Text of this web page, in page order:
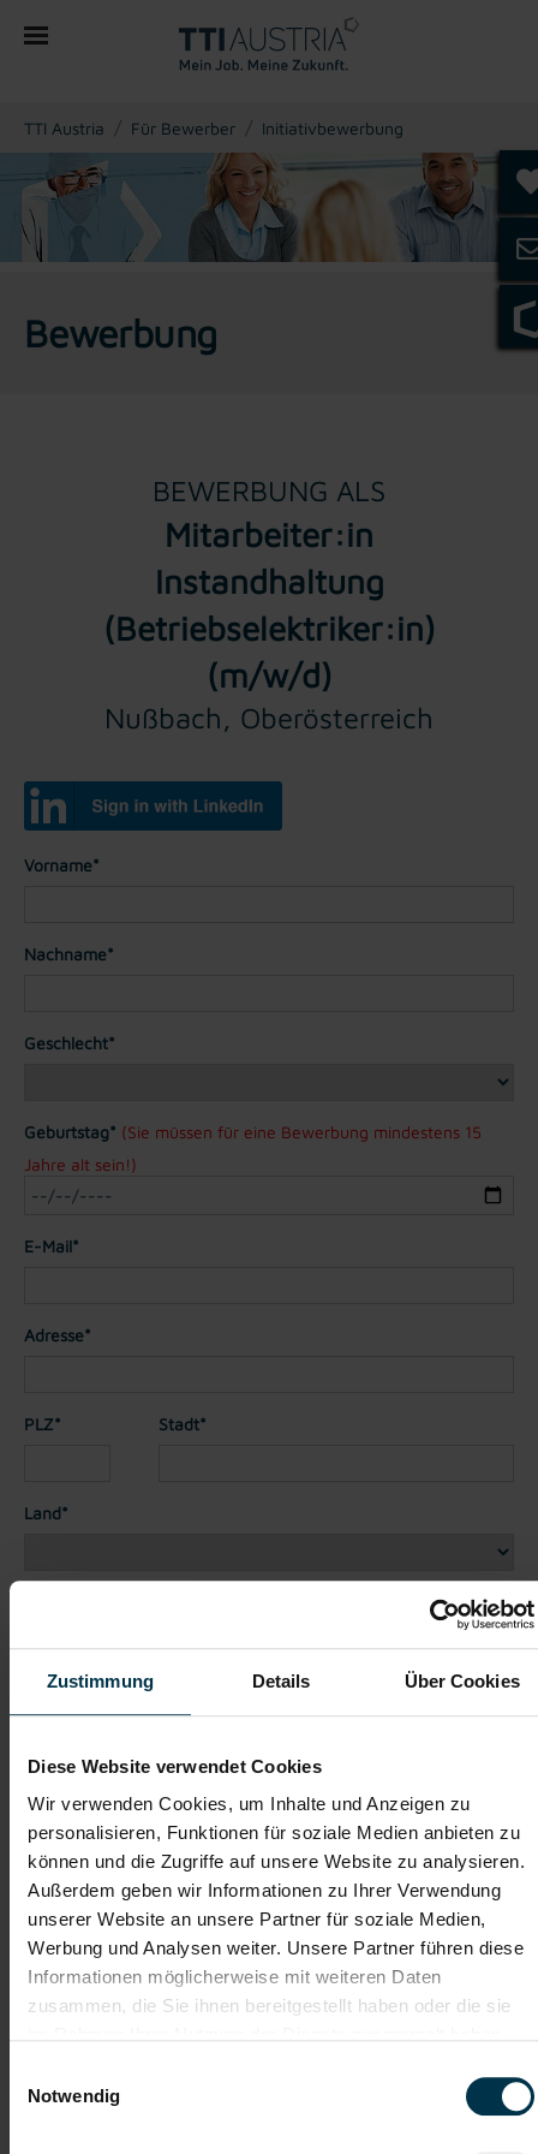
Zustimmung Details Über Cookies
Diese Website verwendet Cookies
Wir verwenden Cookies, um Inhalte und Anzeigen zu
personalisieren, Funktionen für soziale Medien anbieten zu
können und die Zugriffe auf unsere Website zu analysieren.
Außerdem geben wir Informationen zu Ihrer Verwendung
unserer Website an unsere Partner für soziale Medien,
Werbung und Analysen weiter. Unsere Partner führen diese
Informationen möglicherweise mit weiteren Daten
zusammen, die Sie ihnen bereitgestellt haben oder die sie
Notwendig
You are here:
TTI Austria Für Bewerber Initiativbewerbung
Bewerbung
BEWERBUNG ALS
Mitarbeiter:in
Instandhaltung
(Betriebselektriker:in)
(m/w/d)
Nußbach, Oberösterreich
Vorname*
Nachname*
Geschlecht*
Geburtstag* (Sie müssen für eine Bewerbung mindestens 15
Jahre alt sein!)
E-Mail*
Adresse*
PLZ* Stadt*
Land*
Telefon*
Dateianhänge (max. 30MB gesamt - Bilder, Word oder PDF)
Lebenslauf
Bewerbungsschreiben
Empfehlungschreiben / Zeugnisse